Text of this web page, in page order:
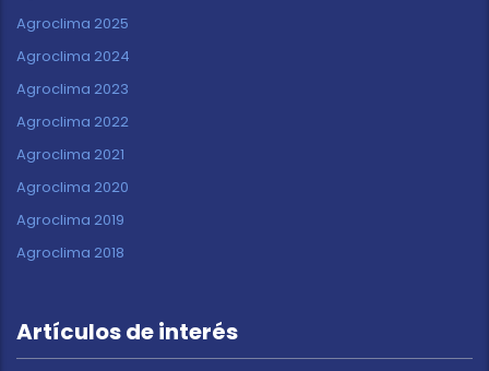
Agroclima 2025
Agroclima 2024
Agroclima 2023
Agroclima 2022
Agroclima 2021
Agroclima 2020
Agroclima 2019
Agroclima 2018
Artículos de interés